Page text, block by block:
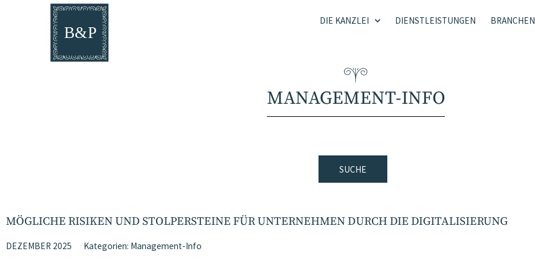
DIE KANZLEI DIENSTLEISTUNGEN BRANCHEN
MANAGEMENT-INFO
SUCHE
MÖGLICHE RISIKEN UND STOLPERSTEINE FÜR UNTERNEHMEN DURCH DIE DIGITALISIERUNG
DEZEMBER 2025 Kategorien: Management-Info